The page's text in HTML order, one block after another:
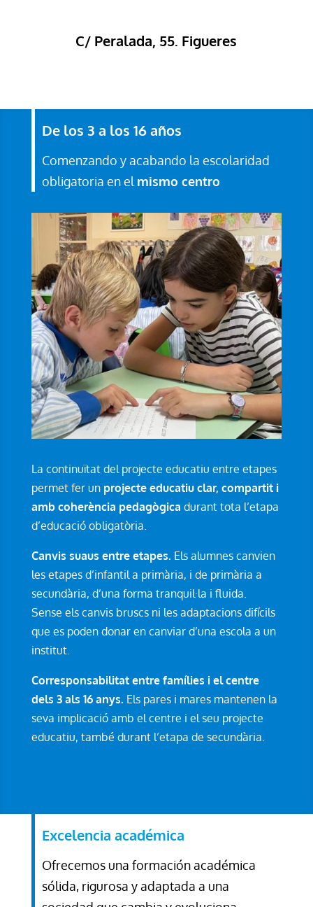
C/ Peralada, 55. Figueres
De los 3 a los 16 años
Comenzando y acabando la escolaridad
obligatoria en el mismo centro
La continuïtat del projecte educatiu entre etapes
permet fer un projecte educatiu clar, compartit i
amb coherència pedagògica durant tota l’etapa
d’educació obligatòria.
Canvis suaus entre etapes. Els alumnes canvien
les etapes d’infantil a primària, i de primària a
secundària, d’una forma tranquil·la i fluida.
Sense els canvis bruscs ni les adaptacions difícils
que es poden donar en canviar d’una escola a un
institut.
Corresponsabilitat entre famílies i el centre
dels 3 als 16 anys. Els pares i mares mantenen la
seva implicació amb el centre i el seu projecte
educatiu, també durant l’etapa de secundària.
Excelencia académica
Ofrecemos una formación académica
sólida, rigurosa y adaptada a una